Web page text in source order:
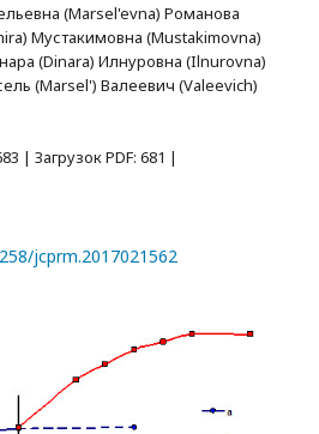
(Marsel'evna) Романова
Мустакимовна (Mustakimovna)
(Dinara) Илнуровна (Ilnurovna)
(Marsel') Валеевич (Valeevich)
| Загрузок PDF: 681 |
jcprm.2017021562